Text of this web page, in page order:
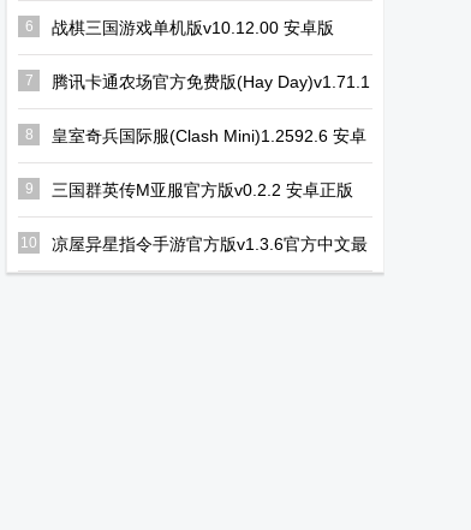
6 战棋三国游戏单机版v10.12.00 安卓版
7
腾讯卡通农场官方免费版(Hay Day)v1.71.1
安卓最新版
8
皇室奇兵国际服(Clash Mini)1.2592.6 安卓
最新版
9 三国群英传M亚服官方版v0.2.2 安卓正版
10
凉屋异星指令手游官方版v1.3.6官方中文最
新版